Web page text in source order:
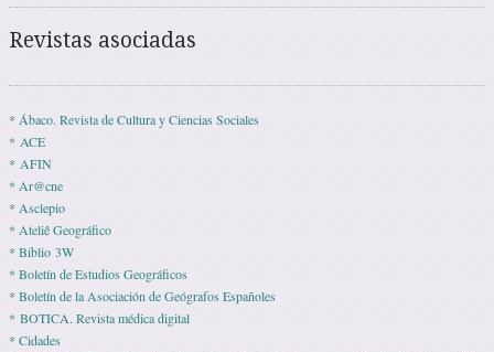
Revistas asociadas
* Ábaco. Revista de Cultura y Ciencias Sociales
* ACE
* AFIN
* Ar@cne
* Asclepio
* Ateliê Geográfico
* Biblio 3W
* Boletín de Estudios Geográficos
* Boletín de la Asociación de Geógrafos Españoles
* BOTICA. Revista médica digital
* Cidades